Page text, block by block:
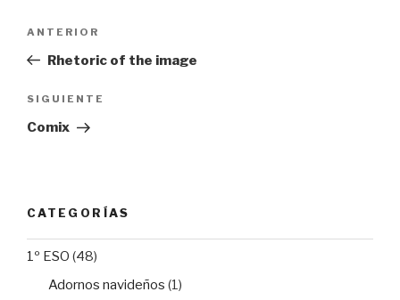
entradas
Entrada
anterior:
ANTERIOR
Rhetoric of the image
Siguiente
entrada
SIGUIENTE
Comix
CATEGORÍAS
1º ESO (48)
Adornos navideños (1)